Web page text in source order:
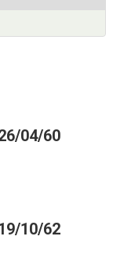
04/60
10/62